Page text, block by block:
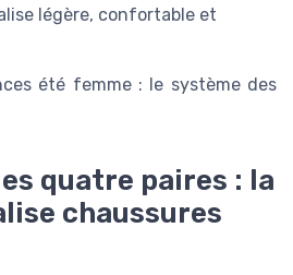
légère, confortable et
été femme : le système des
quatre paires : la
chaussures